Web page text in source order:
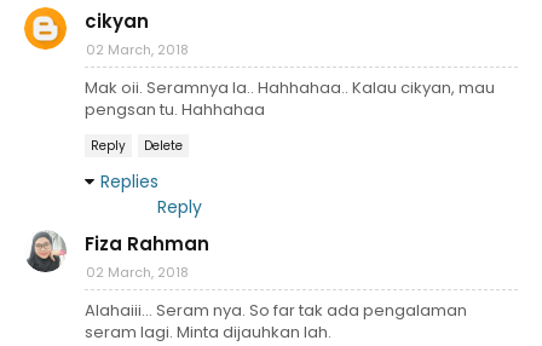
cikyan
02 March, 2018
Mak oii. Seramnya la.. Hahhahaa.. Kalau cikyan, mau
pengsan tu. Hahhahaa
Reply Delete
Replies
Reply
Fiza Rahman
02 March, 2018
Alahaiii... Seram nya. So far tak ada pengalaman
seram lagi. Minta dijauhkan lah.